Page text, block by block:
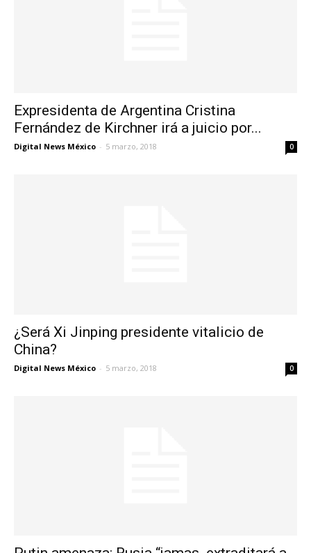
Expresidenta de Argentina Cristina
Fernández de Kirchner irá a juicio por...
Digital News México - 5 marzo, 2018 0
¿Será Xi Jinping presidente vitalicio de
China?
Digital News México - 5 marzo, 2018 0